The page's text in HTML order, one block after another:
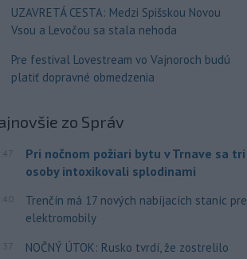
UZAVRETÁ CESTA: Medzi Spišskou Novou
Vsou a Levočou sa stala nehoda
Pre festival Lovestream vo Vajnoroch budú
platiť dopravné obmedzenia
zo Správ
Pri nočnom požiari bytu v Trnave sa tri
osoby intoxikovali splodinami
Trenčín má 17 nových nabíjacích staníc pre
elektromobily
NOČNÝ ÚTOK: Rusko tvrdí, že zostrelilo